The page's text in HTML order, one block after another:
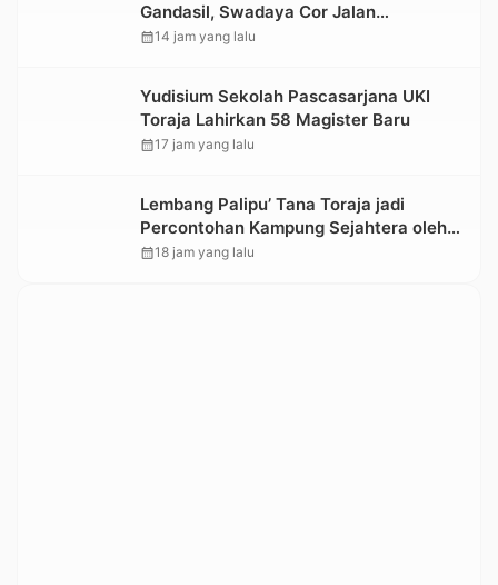
Gandasil, Swadaya Cor Jalan
Sepanjang 500 Meter
calendar_month14 jam yang lalu
Yudisium Sekolah Pascasarjana UKI
Toraja Lahirkan 58 Magister Baru
calendar_month17 jam yang lalu
Lembang Palipu’ Tana Toraja jadi
Percontohan Kampung Sejahtera oleh
Kemensos
calendar_month18 jam yang lalu